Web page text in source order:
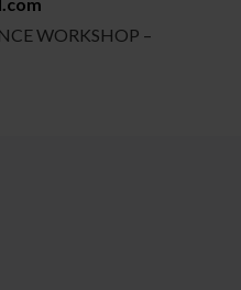
WORKSHOP –